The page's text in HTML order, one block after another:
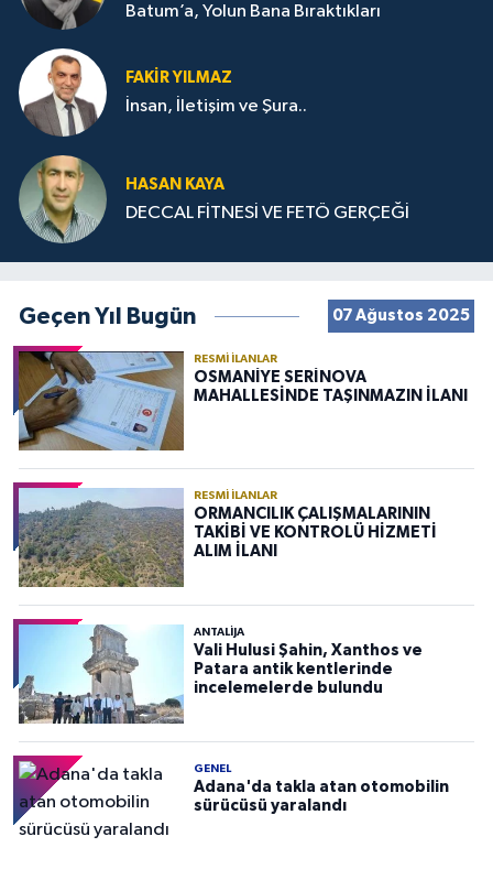
Batum’a, Yolun Bana Bıraktıkları
FAKIR YILMAZ
İnsan, İletişim ve Şura..
HASAN KAYA
DECCAL FİTNESİ VE FETÖ GERÇEĞİ
Geçen Yıl Bugün 07 Ağustos 2025
RESMI İLANLAR
OSMANİYE SERİNOVA
MAHALLESİNDE TAŞINMAZIN İLANI
RESMI İLANLAR
ORMANCILIK ÇALIŞMALARININ
TAKİBİ VE KONTROLÜ HİZMETİ
ALIM İLANI
ANTALIJA
Vali Hulusi Şahin, Xanthos ve
Patara antik kentlerinde
incelemelerde bulundu
GENEL
Adana'da takla atan otomobilin
sürücüsü yaralandı